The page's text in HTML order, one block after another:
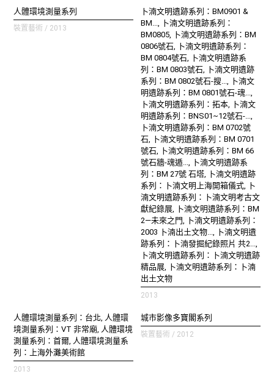
人體環境測量系列
裝置藝術 / 2013
卜湳文明遺跡系列：BM0901 &
BM..., 卜湳文明遺跡系列：
BM0805, 卜湳文明遺跡系列：BM
0806號石, 卜湳文明遺跡系列：
BM 0804號石, 卜湳文明遺跡系
列：BM 0803號石, 卜湳文明遺跡
系列：BM 0802號石-搜..., 卜湳文
明遺跡系列：BM 0801號石-魂...,
卜湳文明遺跡系列：拓本, 卜湳文
明遺跡系列：BNS01~12號石-...,
卜湳文明遺跡系列：BM 0702號
石, 卜湳文明遺跡系列：BM 0701
號石, 卜湳文明遺跡系列：BM 66
號石牆-魂遁..., 卜湳文明遺跡系
列：BM 27號 石塔, 卜湳文明遺跡
系列：卜湳文明上海開箱儀式, 卜
湳文明遺跡系列：卜湳文明考古文
獻紀錄展, 卜湳文明遺跡系列：BM
2—未來之門, 卜湳文明遺跡系列：
2003 卜湳出土文物..., 卜湳文明遺
跡系列：卜湳發掘紀錄照片 共2...,
卜湳文明遺跡系列：卜湳文明遺跡
精品展, 卜湳文明遺跡系列：卜湳
出土文物
2013
人體環境測量系列：台北, 人體環
境測量系列：VT 非常廟, 人體環境
測量系列：首爾, 人體環境測量系
列：上海外灘美術館
2013
城市影像多寶閣系列
裝置藝術 / 2012